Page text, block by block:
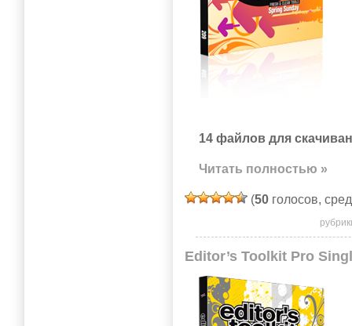
14 файлов для
Читать полностью »
(50 голосов,
Editor’s Toolkit Pro